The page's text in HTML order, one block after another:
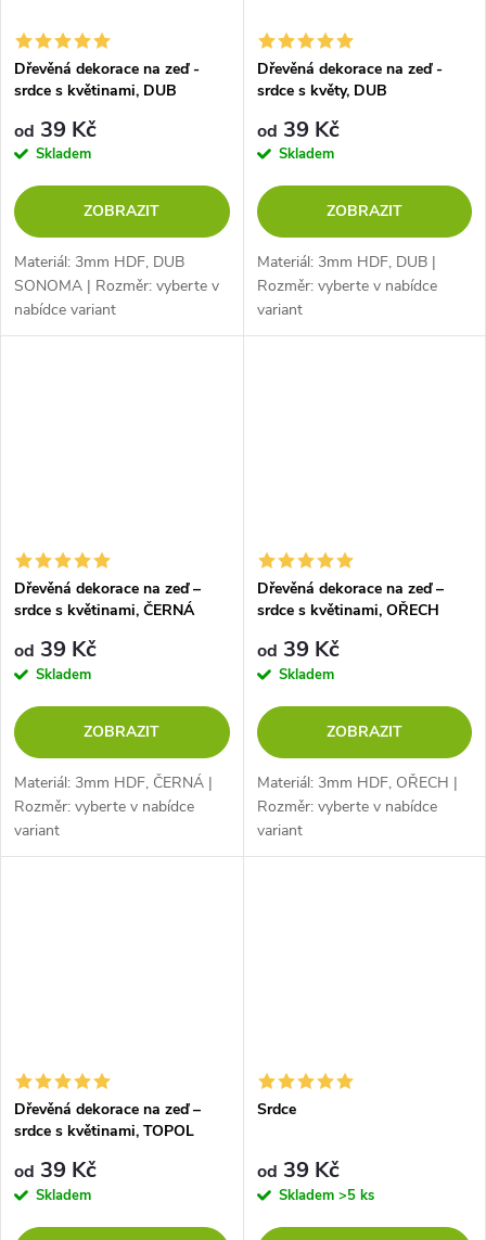
Dřevěná dekorace na zeď -
srdce s květinami, DUB
od 39 Kč
Skladem
ZOBRAZIT
Materiál: 3mm HDF, DUB
SONOMA | Rozměr: vyberte v
nabídce variant
Dřevěná dekorace na zeď -
srdce s květy, DUB
od 39 Kč
Skladem
ZOBRAZIT
Materiál: 3mm HDF, DUB |
Rozměr: vyberte v nabídce
variant
Dřevěná dekorace na zeď –
srdce s květinami, ČERNÁ
od 39 Kč
Skladem
ZOBRAZIT
Materiál: 3mm HDF, ČERNÁ |
Rozměr: vyberte v nabídce
variant
Dřevěná dekorace na zeď –
srdce s květinami, OŘECH
od 39 Kč
Skladem
ZOBRAZIT
Materiál: 3mm HDF, OŘECH |
Rozměr: vyberte v nabídce
variant
Dřevěná dekorace na zeď –
srdce s květinami, TOPOL
od 39 Kč
Skladem
Srdce
od 39 Kč
Skladem >5 ks